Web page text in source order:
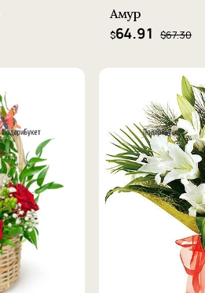
Амур
$64.91 $67.30